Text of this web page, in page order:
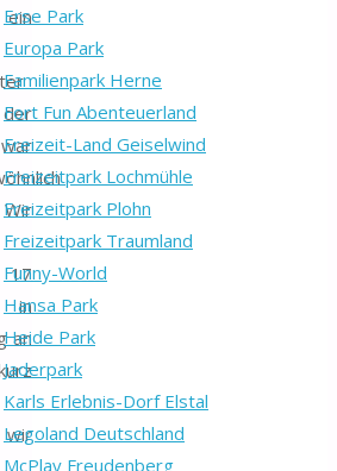
Erse Park
Europa Park
Familienpark Herne
Fort Fun Abenteuerland
Freizeit-Land Geiselwind
Freizeitpark Lochmühle
Freizeitpark Plohn
Freizeitpark Traumland
Funny-World
Hansa Park
Heide Park
Jaderpark
Karls Erlebnis-Dorf Elstal
Legoland Deutschland
McPlay Freudenberg
der
an